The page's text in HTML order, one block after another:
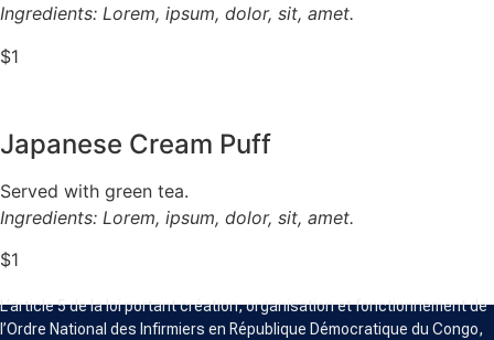
Ingredients: Lorem, ipsum, dolor, sit, amet.
$1
Japanese Cream Puff
Served with green tea.
Ingredients: Lorem, ipsum, dolor, sit, amet.
$1
L’article 5 de la loi portant création, organisation et fonctionnement de
l’Ordre National des Infirmiers en République Démocratique du Congo,